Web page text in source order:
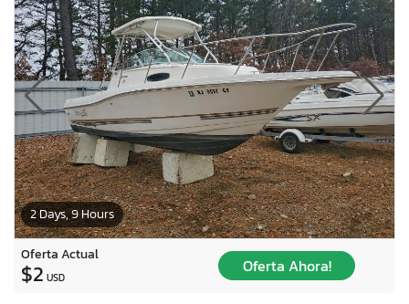
2 Days, 9 Hours
Oferta Actual
$2 USD
Oferta Ahora!